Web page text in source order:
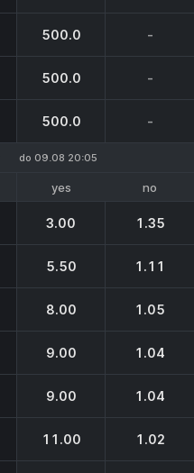
500.0 -
500.0 -
500.0 -
do 09.08 20:05
yes no
3.00 1.35
5.50 1.11
8.00 1.05
9.00 1.04
9.00 1.04
11.00 1.02